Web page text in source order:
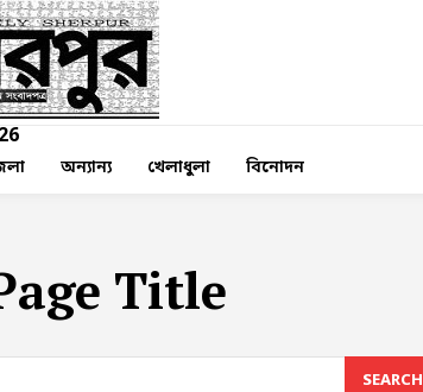
অন্যান্য খেলাধুলা বিনোদন
Title
SEARCH